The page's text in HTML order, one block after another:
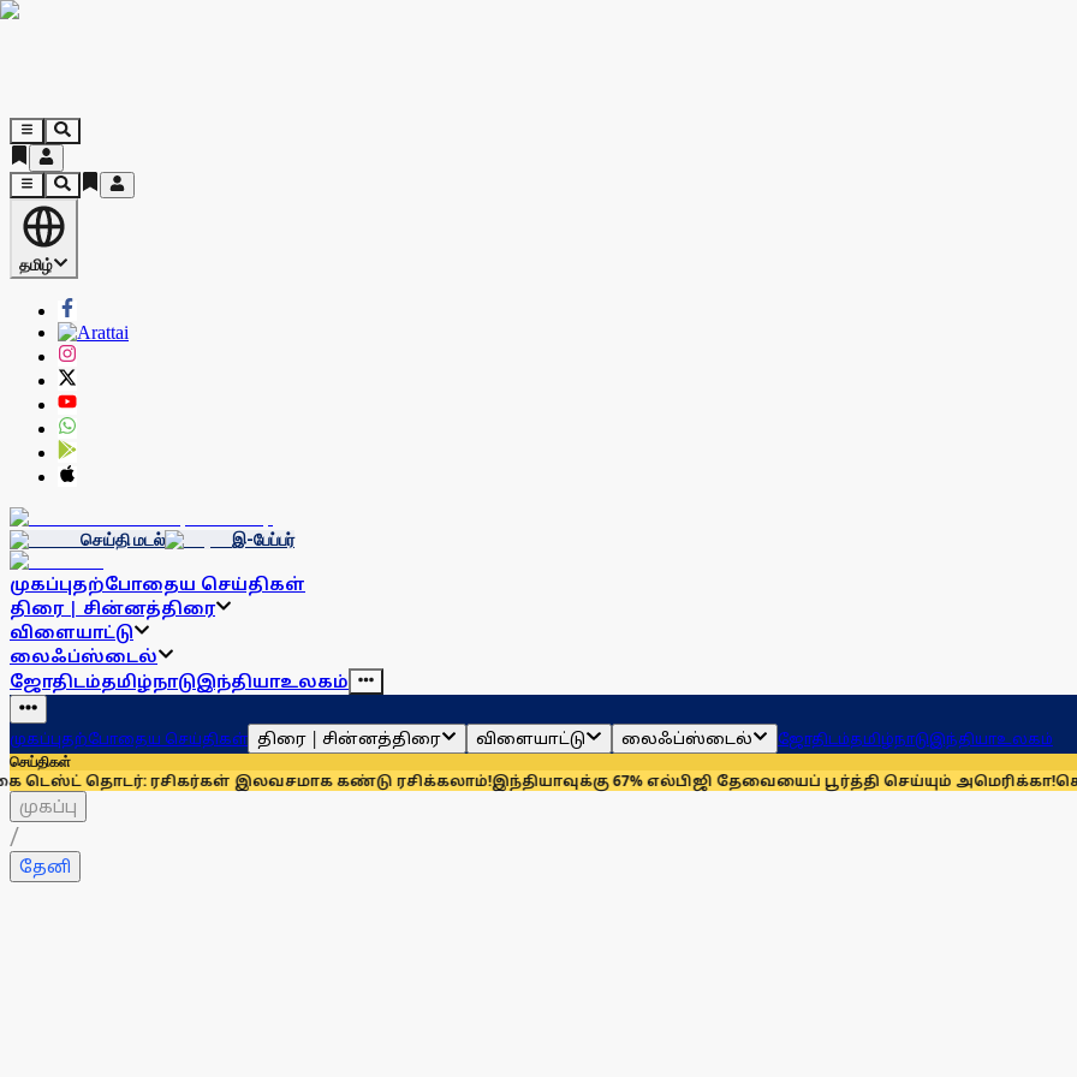
தமிழ்
செய்தி மடல் இ-பேப்பர்
முகப்புதற்போதைய செய்திகள்
திரை | சின்னத்திரை
விளையாட்டு
லைஃப்ஸ்டைல்
ஜோதிடம்தமிழ்நாடுஇந்தியாஉலகம்
முகப்புதற்போதைய செய்திகள் திரை | சின்னத்திரை விளையாட்டு லைஃப்ஸ்டைல் ஜோதிடம்தமிழ்நாடுஇந்தியாஉலகம்
செய்திகள்
ரசிகர்கள் இலவசமாக கண்டு ரசிக்கலாம்!இந்தியாவுக்கு 67% எல்பிஜி தேவையைப் பூர்த்தி செய்யும் அமெரிக்கா!செயின்ட்
முகப்பு
/
தேனி